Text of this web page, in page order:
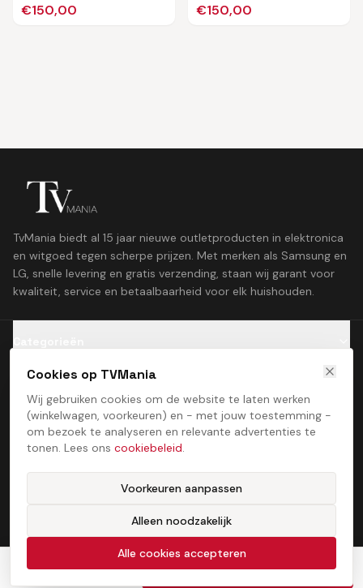
Cookies op TVMania
Wij gebruiken cookies om de website te laten werken
(winkelwagen, voorkeuren) en - met jouw toestemming -
om bezoek te analyseren en relevante advertenties te
tonen. Lees ons cookiebeleid.
Voorkeuren aanpassen
Alleen noodzakelijk
Alle cookies accepteren
€150,00 €150,00
110,00 In winkelwagen
TvMania biedt al 15 jaar nieuwe outletproducten in elektronica
en witgoed tegen scherpe prijzen. Met merken als Samsung en
LG, snelle levering en gratis verzending, staan wij garant voor
kwaliteit, service en betaalbaarheid voor elk huishouden.
Klantenservice
Contact
Cookiebeleid
ProcessStudio